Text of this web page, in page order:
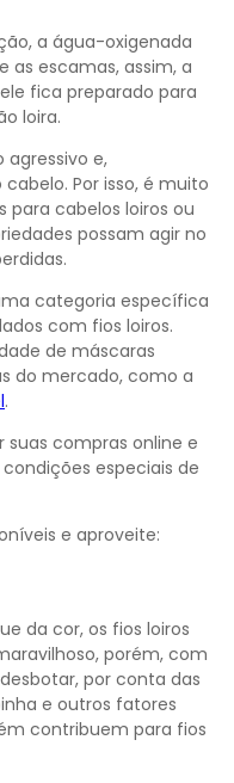
a água-oxigenada
as escamas, assim, a
fica preparado para
loira.
agressivo e,
Por isso, é muito
cabelos loiros ou
possam agir no
categoria específica
com fios loiros.
de máscaras
do mercado, como a
.
suas compras online e
especiais de
e aproveite:
da cor, os fios loiros
porém, com
por conta das
e outros fatores
contribuem para fios